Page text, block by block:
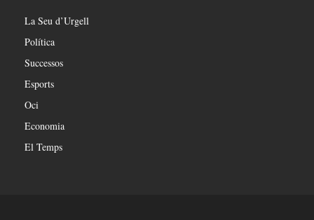
La Seu d’Urgell
Política
Successos
Esports
Oci
Economia
El Temps